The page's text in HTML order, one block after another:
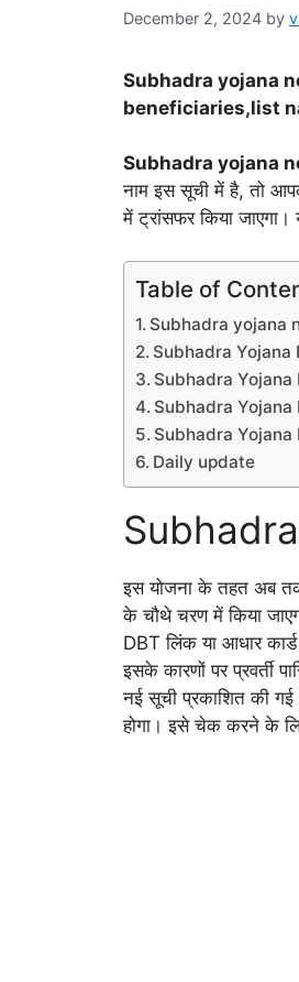
December 2, 2024 by
Subhadra yojana
beneficiaries,list
Subhadra yojana
नाम इस सूची में है, तो
में ट्रांसफर किया
Table of
Subhadra yojana
Subhadra Yojana
Subhadra
Subhadra
Subhadra
Daily update
इस योजना के तहत अब
के चौथे चरण में किया
DBT लिंक या आधार
इसके कारणों पर प्रवर्ती
नई सूची प्रकाशित की
होगा। इसे चेक करने के